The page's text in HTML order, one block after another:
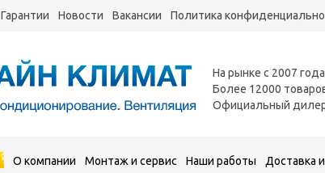
Гарантии Новости Вакансии Политика
На рынке с 2007
Более 12000
Официальный дилер
О компании Монтаж и сервис Наши работы Доставка